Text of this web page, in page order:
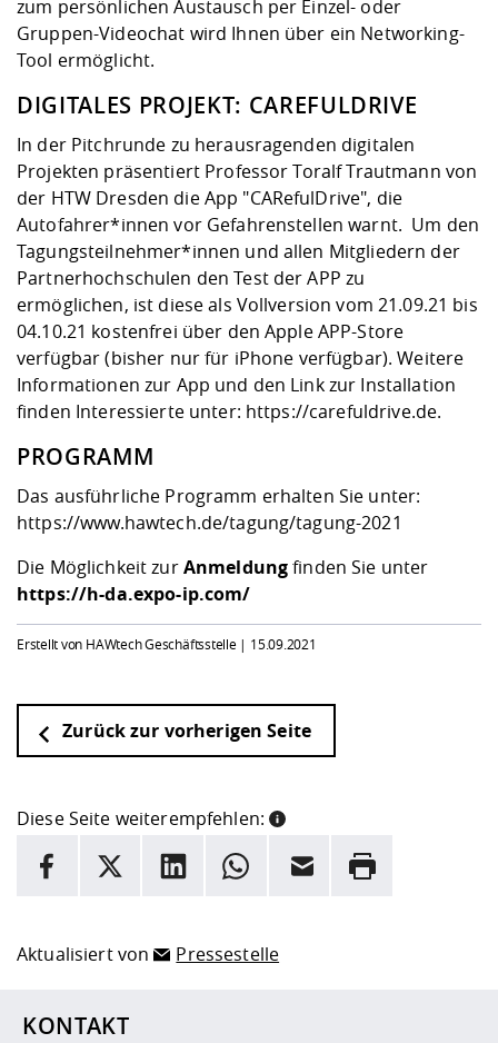
zum persönlichen Austausch per Einzel- oder
Gruppen-Videochat wird Ihnen über ein Networking-
Tool ermöglicht.
DIGITALES PROJEKT: CAREFULDRIVE
In der Pitchrunde zu herausragenden digitalen
Projekten präsentiert Professor Toralf Trautmann von
der HTW Dresden die App "CARefulDrive", die
Autofahrer*innen vor Gefahrenstellen warnt. Um den
Tagungsteilnehmer*innen und allen Mitgliedern der
Partnerhochschulen den Test der APP zu
ermöglichen, ist diese als Vollversion vom 21.09.21 bis
04.10.21 kostenfrei über den Apple APP-Store
verfügbar (bisher nur für iPhone verfügbar). Weitere
Informationen zur App und den Link zur Installation
finden Interessierte unter: https://carefuldrive.de.
PROGRAMM
Das ausführliche Programm erhalten Sie unter:
https://www.hawtech.de/tagung/tagung-2021
Die Möglichkeit zurAnmeldungfinden Sie unter
https://h-da.expo-ip.com/
Erstellt von HAWtech Geschäftsstelle | 15.09.2021
Zurück zur vorherigen Seite
Diese Seite weiterempfehlen:
INFORMATION
Hier stehen weitere Informationen und ein Link zur
Facebook
X LinkedInWhatsappE-Mail Drucken
Aktualisiert von Pressestelle
KONTAKT